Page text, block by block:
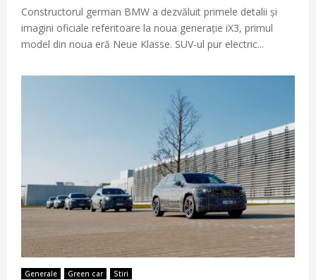
Constructorul german BMW a dezvăluit primele detalii și
imagini oficiale referitoare la noua generație iX3, primul
model din noua eră Neue Klasse. SUV-ul pur electric...
Generale Green car Stiri